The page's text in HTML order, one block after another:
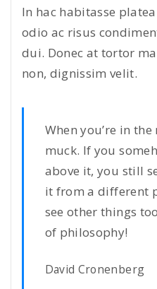
In hac habitasse
odio ac risus
dui. Donec at tortor
non, dignissim velit.
When you’re in
muck. If you
above it, you still
it from a different
see other things
of philosophy!
David Cronenberg